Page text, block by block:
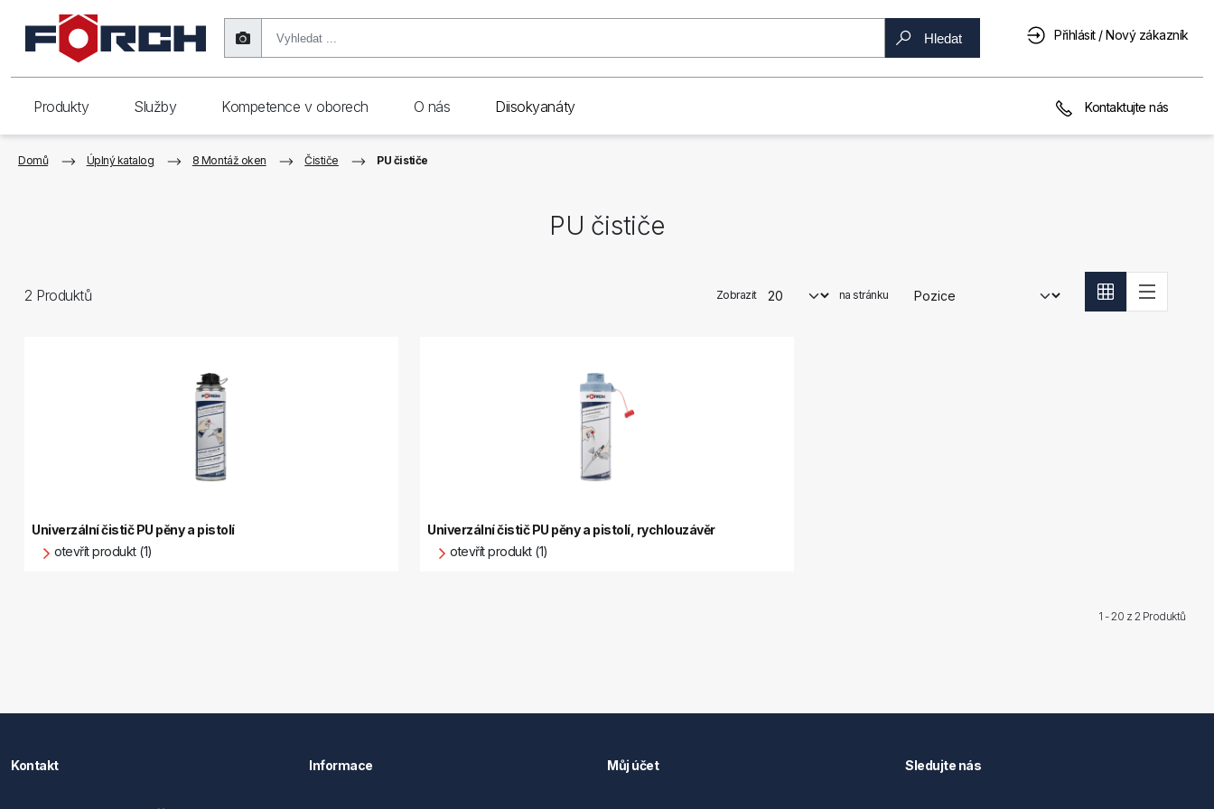
Hledat Přihlásit / Nový zákazník
Produkty Služby Kompetence v oborech O nás Diisokyanáty Kontaktujte nás
Domů Úplný katalog 8 Montáž oken Čističe PU čističe
PU čističe
2 Produktů Zobrazit na stránku
Univerzální čistič PU pěny a pistolí
otevřít produkt (1)
Univerzální čistič PU pěny a pistolí, rychlouzávěr
otevřít produkt (1)
1 - 20 z2 Produktů
Kontakt Informace Můj účet Sledujte nás